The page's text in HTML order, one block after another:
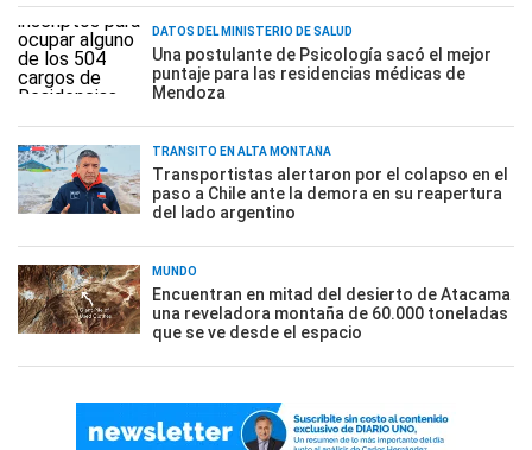
DATOS DEL MINISTERIO DE SALUD
Una postulante de Psicología sacó el mejor
puntaje para las residencias médicas de
Mendoza
TRÁNSITO EN ALTA MONTAÑA
Transportistas alertaron por el colapso en el
paso a Chile ante la demora en su reapertura
del lado argentino
MUNDO
Encuentran en mitad del desierto de Atacama
una reveladora montaña de 60.000 toneladas
que se ve desde el espacio